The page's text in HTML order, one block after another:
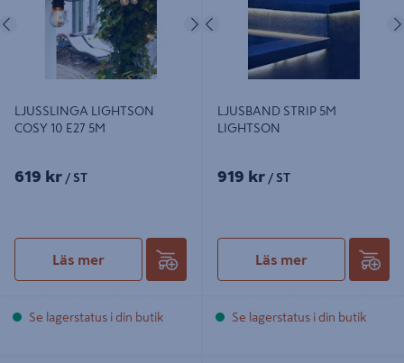
Föregående Nästa
LJUSSLINGA LIGHTSON
COSY 10 E27 5M
619 kr / ST
Läs mer
Se lagerstatus i din butik
Föregående
LJUSBAND STRIP 5M
LIGHTSON
919 kr / ST
Läs mer
Se lagerstatus i din butik